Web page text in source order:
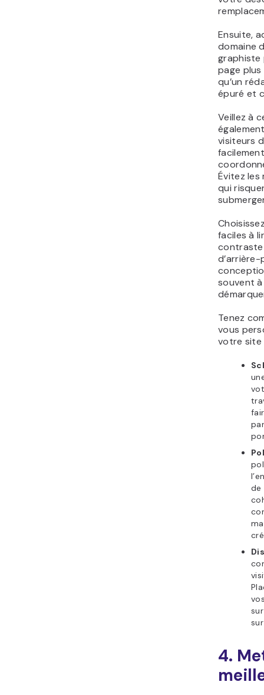
Ensuite,
domaine
graphiste
page
qu’un
épuré et
Veillez à
visiteurs
Évitez les
qui
faciles à
souvent
Tenez
vous
votre site
de
4.